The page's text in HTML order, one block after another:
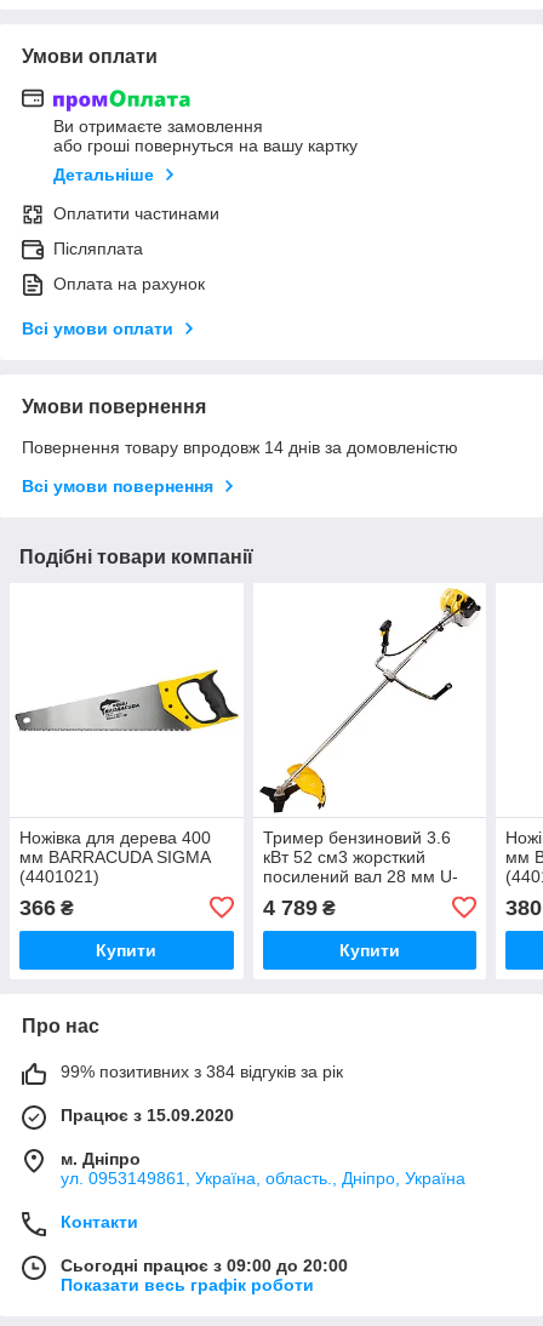
Умови оплати
Ви отримаєте замовлення
або гроші повернуться на вашу картку
Детальніше
Оплатити частинами
Післяплата
Оплата на рахунок
Всі умови оплати
Умови повернення
Повернення товару впродовж 14 днів за домовленістю
Всі умови повернення
Подібні товари компанії
Ножівка для дерева 400
мм BARRACUDA SIGMA
(4401021)
366 ₴
Купити
Тример бензиновий 3.6
кВт 52 см3 жорсткий
посилений вал 28 мм U-
ремінь) (з 2х ЧАСів)
SIGMA (5612421)
4 789₴
Купити
мм
380
Про нас
99% позитивних з 384 відгуків за рік
Працює з 15.09.2020
м. Дніпро
ул. 0953149861, Україна, область., Дніпро, Україна
Контакти
Сьогодні працює з 09:00 до 20:00
Показати весь графік роботи